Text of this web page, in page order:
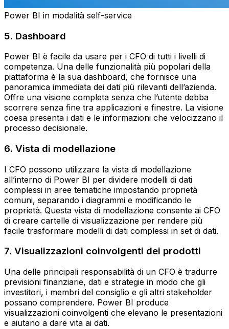
Power BI in modalità self-service
5. Dashboard
Power BI è facile da usare per i CFO di tutti i livelli di
competenza. Una delle funzionalità più popolari della
piattaforma è la sua dashboard, che fornisce una
panoramica immediata dei dati più rilevanti dell’azienda.
Offre una visione completa senza che l’utente debba
scorrere senza fine tra applicazioni e finestre. La visione
coesa presenta i dati e le informazioni che velocizzano il
processo decisionale.
6. Vista di modellazione
I CFO possono utilizzare la vista di modellazione
all’interno di Power BI per dividere modelli di dati
complessi in aree tematiche impostando proprietà
comuni, separando i diagrammi e modificando le
proprietà. Questa vista di modellazione consente ai CFO
di creare cartelle di visualizzazione per rendere più
facile trasformare modelli di dati complessi in set di dati.
7. Visualizzazioni coinvolgenti dei prodotti
Una delle principali responsabilità di un CFO è tradurre
previsioni finanziarie, dati e strategie in modo che gli
investitori, i membri del consiglio e gli altri stakeholder
possano comprendere. Power BI produce
visualizzazioni coinvolgenti che elevano le presentazioni
e aiutano a dare vita ai dati.